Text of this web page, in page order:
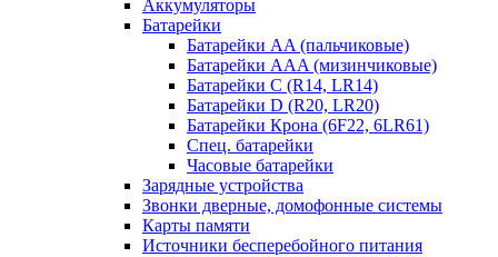
Аккумуляторы
Батарейки
Батарейки AA (пальчиковые)
Батарейки AAA (мизинчиковые)
Батарейки C (R14, LR14)
Батарейки D (R20, LR20)
Батарейки Крона (6F22, 6LR61)
Спец. батарейки
Часовые батарейки
Зарядные устройства
Звонки дверные, домофонные системы
Карты памяти
Источники бесперебойного питания